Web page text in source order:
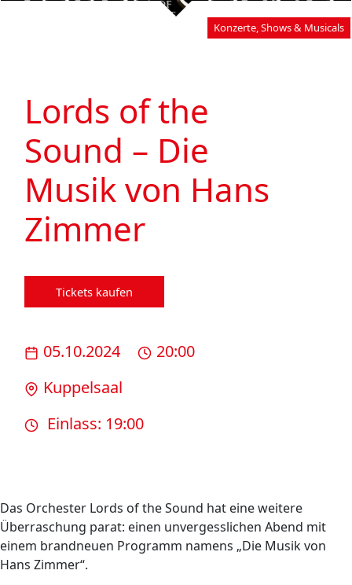
Konzerte, Shows & Musicals
Lords of the
Sound – Die
Musik von Hans
Zimmer
Tickets kaufen
05.10.2024
20:00
Kuppelsaal
Einlass: 19:00
Das Orchester Lords of the Sound hat eine weitere
Überraschung parat: einen unvergesslichen Abend mit
einem brandneuen Programm namens „Die Musik von
Hans Zimmer“.